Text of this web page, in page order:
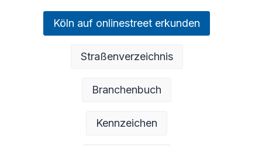
Köln auf onlinestreet erkunden
Straßenverzeichnis
Branchenbuch
Kennzeichen